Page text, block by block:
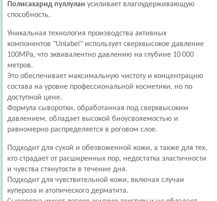
Полисахарид пуллулан усиливает влагоудерживающую
способность.
Уникальная технология производства активных
компонентов "Unlabel" использует сверхвысокое давление
100MPa, что эквивалентно давлению на глубине 10 000
метров.
Это обеспечивает максимальную чистоту и концентрацию
состава на уровне профессиональной косметики, но по
доступной цене.
Формула сыворотки, обработанная под сверхвысоким
давлением, обладает высокой биоусвояемостью и
равномерно распределяется в роговом слое.
Подходит для сухой и обезвоженной кожи, а также для тех,
кто страдает от расширенных пор, недостатка эластичности
и чувства стянутости в течение дня.
Подходит для чувствительной кожи, включая случаи
купероза и атопического дерматита.